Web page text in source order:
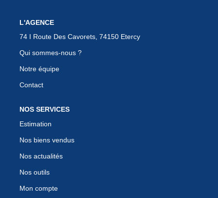
L'AGENCE
74 I Route Des Cavorets, 74150 Etercy
Qui sommes-nous ?
Notre équipe
Contact
NOS SERVICES
Estimation
Nos biens vendus
Nos actualités
Nos outils
Mon compte